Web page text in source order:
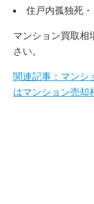
住戸内孤独死
マンション買取相
さい。
関連記事：マンシ
はマンション売却